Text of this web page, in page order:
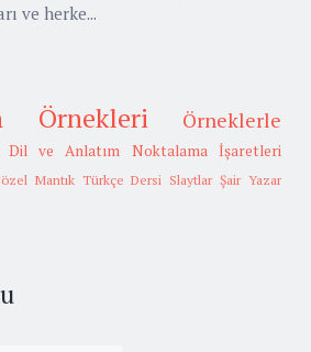
ve herke...
Örnekleri
Örneklerle
Dil ve Anlatım
Noktalama İşaretleri
Mantık Türkçe Dersi Slaytlar Şair Yazar